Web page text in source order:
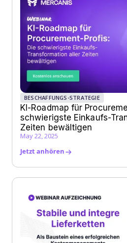
BESCHAFFUNGS-STRATEGIE
KI-Roadmap für
schwierigste Einkaufs-
Zeiten bewältigen
May 22, 2025
Jetzt anhören